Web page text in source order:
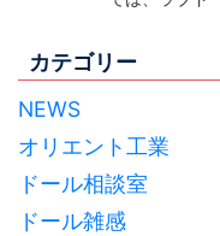
カテゴリー
NEWS
オリエント工業
ドール相談室
ドール雑感